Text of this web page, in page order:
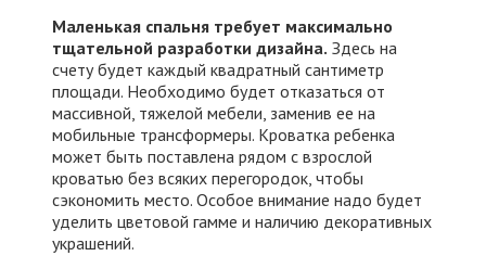
Маленькая спальня требует максимально
тщательной разработки дизайна. Здесь на
счету будет каждый квадратный сантиметр
площади. Необходимо будет отказаться от
массивной, тяжелой мебели, заменив ее на
мобильные трансформеры. Кроватка ребенка
может быть поставлена рядом с взрослой
кроватью без всяких перегородок, чтобы
сэкономить место. Особое внимание надо будет
уделить цветовой гамме и наличию декоративных
украшений.